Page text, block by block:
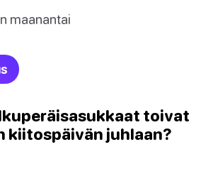
maanantai
toivat
kiitospäivän juhlaan?